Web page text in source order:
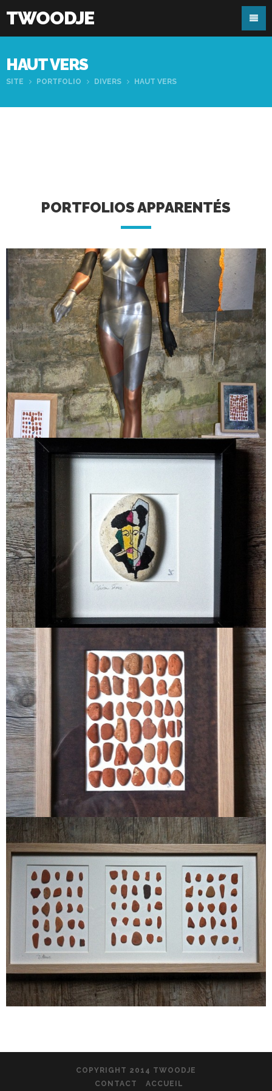
TWOODJE
HAUT VERS
SITE PORTFOLIO DIVERS HAUT VERS
PORTFOLIOS APPARENTÉS
COPYRIGHT 2014 TWOODJE
CONTACT
ACCUEIL